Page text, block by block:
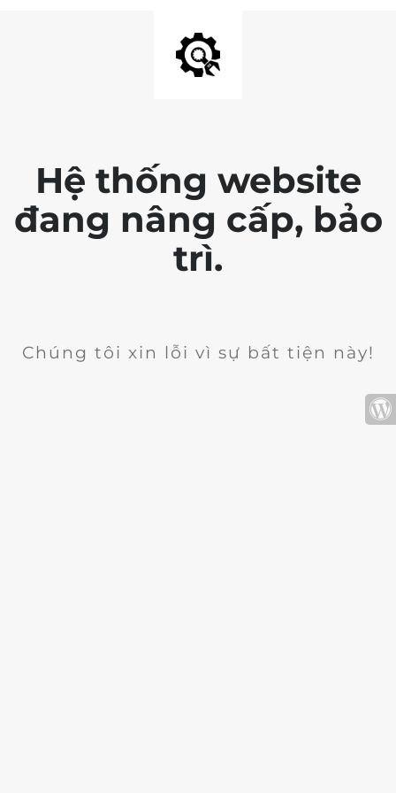
Hệ thống website
đang nâng cấp, bảo
trì.
Chúng tôi xin lỗi vì sự bất tiện này!